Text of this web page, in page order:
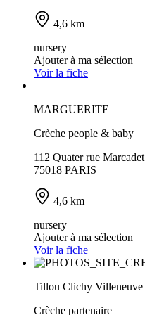
4,6 km
nursery
Ajouter à ma sélection
Voir la fiche
MARGUERITE
Crèche people & baby
112 Quater rue Marcadet
75018 PARIS
4,6 km
nursery
Ajouter à ma sélection
Voir la fiche
Tillou Clichy Villeneuve
Crèche partenaire